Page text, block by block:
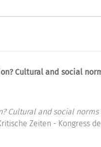
Cultural and social
Cultural and social
Zeiten - Kongress